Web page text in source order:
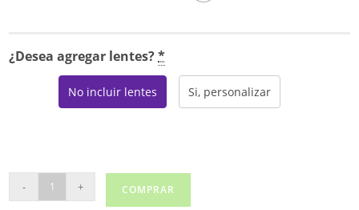
¿Desea agregar lentes?*
No incluir lentes Si, personalizar
TRACY
- + COMPRAR